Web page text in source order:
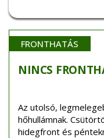
FRONTHATÁS
NINCS
Az utolsó,
hőhullámnak.
hidegfront és